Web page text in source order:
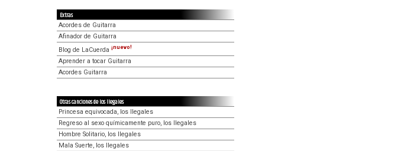
Extras
Acordes de Guitarra
Afinador de Guitarra
Blog de LaCuerda ¡nuevo!
Aprender a tocar Guitarra
Acordes Guitarra
Otras canciones de los Ilegales
Princesa equivocada, los Ilegales
Regreso al sexo químicamente puro, los Ilegales
Hombre Solitario, los Ilegales
Mala Suerte, los Ilegales